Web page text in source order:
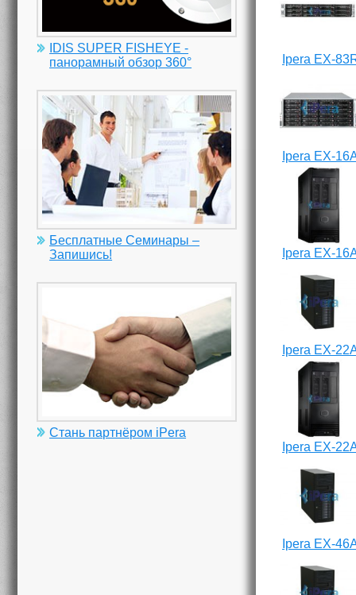
IDIS SUPER FISHEYE -
панорамный обзор 360°
Бесплатные Семинары –
Запишись!
Стань партнёром iPera
Ipera EX-
Ipera EX-
Ipera EX-
Ipera EX-
Ipera EX-
Ipera EX-